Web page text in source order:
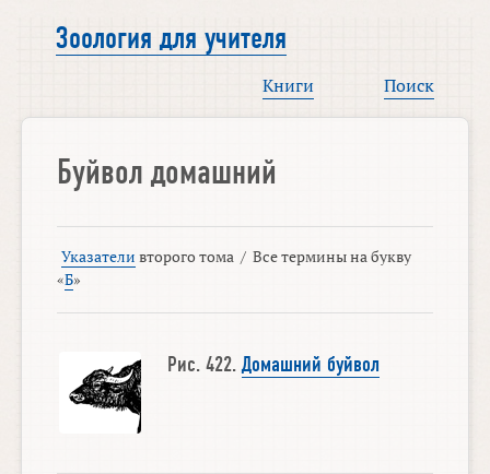
Зоология для учителя
Книги Поиск
Буйвол домашний
Указатели второго тома / Все термины на букву
«Б»
Рис. 422.Домашний буйвол